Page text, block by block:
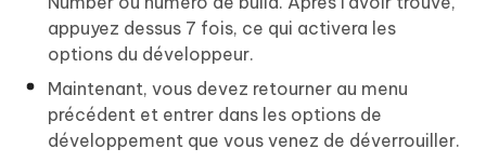
appuyez dessus 7 fois, ce qui activera les
options du développeur.
Maintenant, vous devez retourner au menu
précédent et entrer dans les options de
développement que vous venez de déverrouiller.